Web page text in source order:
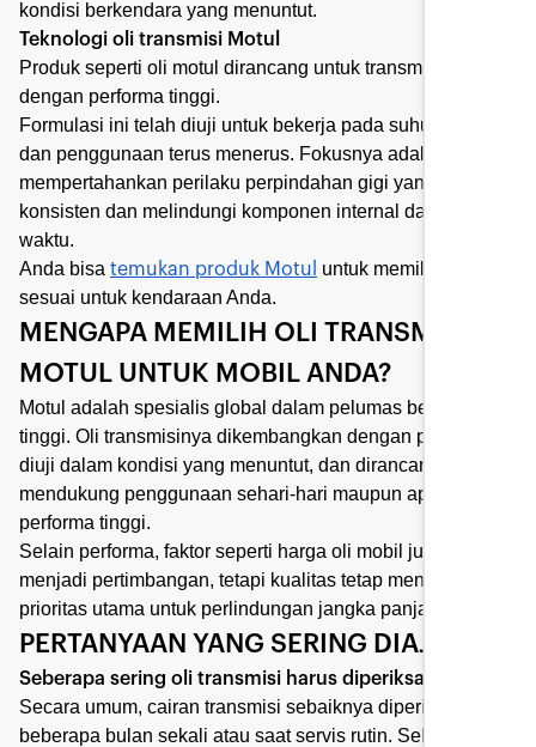
kondisi berkendara yang menuntut.
Teknologi oli transmisi Motul
Produk seperti oli motul dirancang untuk transmisi modern
dengan performa tinggi.
Formulasi ini telah diuji untuk bekerja pada suhu tinggi
dan penggunaan terus menerus. Fokusnya adalah
mempertahankan perilaku perpindahan gigi yang
konsisten dan melindungi komponen internal dari waktu ke
waktu.
Anda bisa temukan produk Motul
untuk memilih oli yang
sesuai untuk kendaraan Anda.
MENGAPA MEMILIH OLI TRANSMISI
MOTUL UNTUK MOBIL ANDA?
Motul adalah spesialis global dalam pelumas berperforma
tinggi. Oli transmisinya dikembangkan dengan presisi,
diuji dalam kondisi yang menuntut, dan dirancang untuk
mendukung penggunaan sehari-hari maupun aplikasi
performa tinggi.
Selain performa, faktor seperti harga oli mobil juga
menjadi pertimbangan, tetapi kualitas tetap menjadi
prioritas utama untuk perlindungan jangka panjang.
PERTANYAAN YANG SERING DIAJUKAN
Seberapa sering oli transmisi harus diperiksa?
Secara umum, cairan transmisi sebaiknya diperiksa setiap
beberapa bulan sekali atau saat servis rutin. Selalu